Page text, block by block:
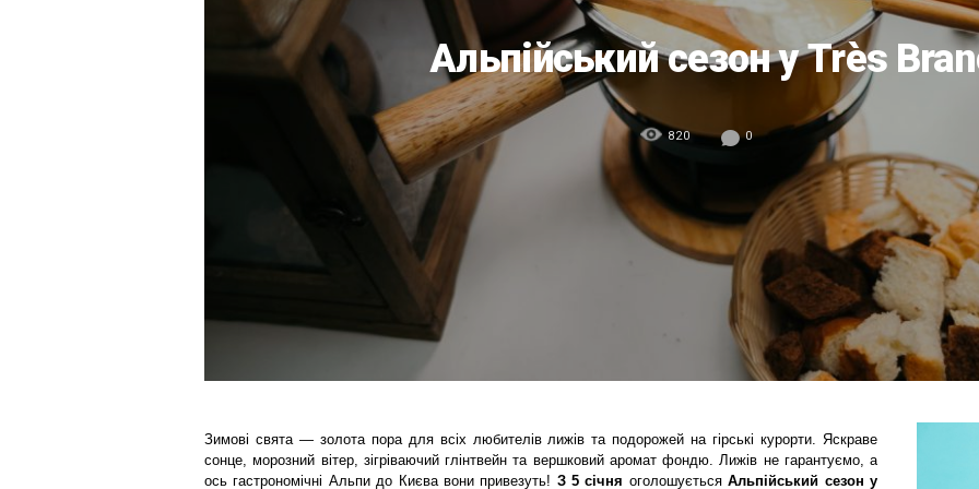
Альпійський сезон у Très
820 0
Зимові свята — золота пора для всіх любителів лижів та подорожей на гірські курорти. Яскраве
сонце, морозний вітер, зігріваючий глінтвейн та вершковий аромат фондю. Лижів не гарантуємо, а
ось гастрономічні Альпи до Києва вони привезуть! З 5 січня оголошуєтьсяАльпійський сезон у